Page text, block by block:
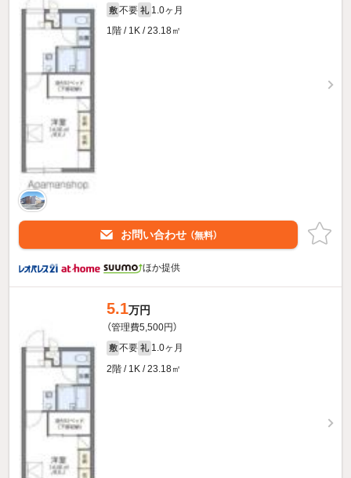
敷 不要 礼 1.0ヶ月
1階 / 1K / 23.18㎡
お問い合わせ （無料）
ほか提供
5.1万円
（管理費5,500円）
敷 不要 礼 1.0ヶ月
2階 / 1K / 23.18㎡